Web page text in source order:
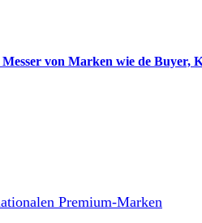
von Marken wie de Buyer,
Premium-Marken